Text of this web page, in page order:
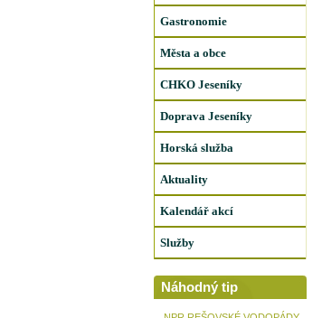
Gastronomie
Města a obce
CHKO Jeseníky
Doprava Jeseníky
Horská služba
Aktuality
Kalendář akcí
Služby
Náhodný tip